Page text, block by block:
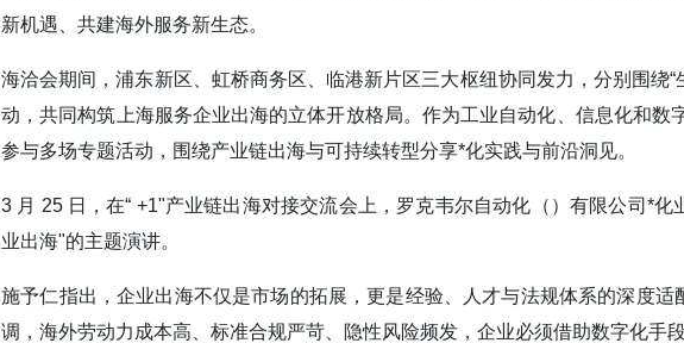
新机遇、共建海外服务新生态。
海洽会期间，浦东新区、虹桥商务区、临港新片区三大枢纽协同发力，分别围绕
动，共同构筑上海服务企业出海的立体开放格局。作为工业自动化、信息化和
参与多场专题活动，围绕产业链出海与可持续转型分享*化实践与前沿洞见。
3 月 25 日，在“ +1"产业链出海对接交流会上，罗克韦尔自动化（）有限公司*
业出海"的主题演讲。
施予仁指出，企业出海不仅是市场的拓展，更是经验、人才与法规体系的深度
调，海外劳动力成本高、标准合规严苛、隐性风险频发，企业必须借助数字化手